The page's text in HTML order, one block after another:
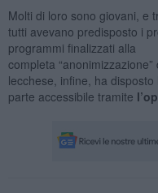
Molti di loro sono giovani, e
tutti avevano predisposto i
programmi finalizzati alla
completa
lecchese, infine, ha disposto
parte accessibile tramite